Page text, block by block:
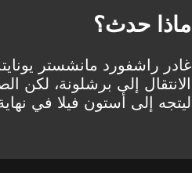
ماذا حدث؟
غادر راشفورد مانشستر
الانتقال إلى برشلونة، لكن
ليتجه إلى أستون فيلا في